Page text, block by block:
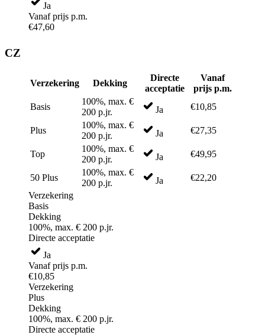
Ja
Vanaf prijs p.m.
€47,60
CZ
Verzekering Dekking
Directe
acceptatie
Vanaf
prijs p.m.
Basis
100%, max. €
200 p.jr.
Ja €10,85
Plus
100%, max. €
200 p.jr.
Ja €27,35
Top
100%, max. €
200 p.jr.
Ja €49,95
50 Plus
100%, max. €
200 p.jr.
Ja
€22,20
Verzekering
Basis
Dekking
100%, max. € 200 p.jr.
Directe acceptatie
Ja
Vanaf prijs p.m.
€10,85
Verzekering
Plus
Dekking
100%, max. € 200 p.jr.
Directe acceptatie